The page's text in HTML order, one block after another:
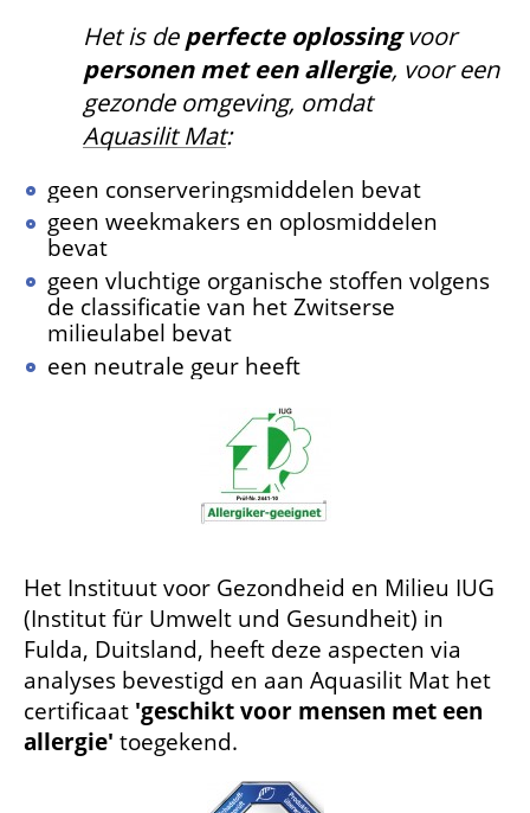
Het is deperfecte oplossingvoor
personen met een allergie, voor een
gezonde omgeving, omdat
Aquasilit Mat:
geen conserveringsmiddelen bevat
geen weekmakers en oplosmiddelen
bevat
geen vluchtige organische stoffen volgens
de classificatie van het Zwitserse
milieulabel bevat
een neutrale geur heeft
Het Instituut voor Gezondheid en Milieu IUG
(Institut für Umwelt und Gesundheit) in
Fulda, Duitsland, heeft deze aspecten via
analyses bevestigd en aan Aquasilit Mat het
certificaat 'geschikt voor mensen met een
allergie' toegekend.